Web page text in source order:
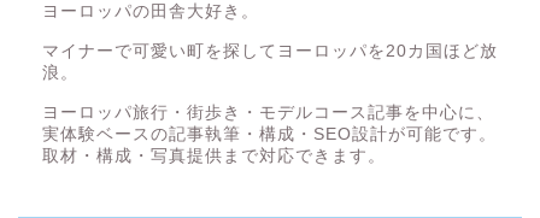
ヨーロッパの田舎大好き。
マイナーで可愛い町を探してヨーロッパを20カ国ほど放
浪。
ヨーロッパ旅行・街歩き・モデルコース記事を中心に、
実体験ベースの記事執筆・構成・SEO設計が可能です。
取材・構成・写真提供まで対応できます。